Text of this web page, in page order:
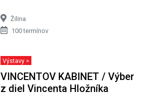
Žilina
100 termínov
Výstavy >
VINCENTOV KABINET / Výber
z diel Vincenta Hložníka